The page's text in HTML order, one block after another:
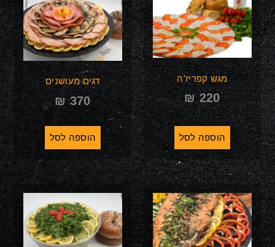
מגש קפריז'ה
₪220
הוספה לסל
דגים מעושנים
₪ 370
הוספה לסל